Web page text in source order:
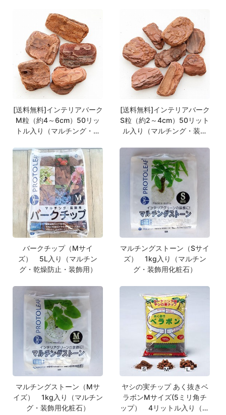
[送料無料]インテリアバーク
M粒（約4～6cm）50リッ
トル入り（マルチング・装
[送料無料]インテリアバーク
S粒（約2～4cm）50リット
ル入り（マルチング・装飾
バークチップ（Mサイ
ズ） 5L入り（マルチン
グ・乾燥防止・装飾用）
マルチングストーン（Sサイ
ズ） 1kg入り（マルチン
グ・装飾用化粧石）
マルチングストーン（Mサ
イズ） 1kg入り（マルチン
グ・装飾用化粧石）
ヤシの実チップ あく抜きベ
ラボンMサイズ(5ミリ角チ
ップ） 4リットル入り（マ